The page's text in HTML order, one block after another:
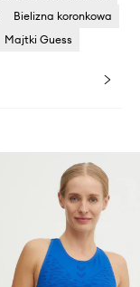
Bielizna koronkowa
Majtki Guess